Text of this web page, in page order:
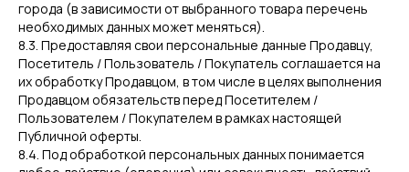
города (в зависимости от выбранного товара перечень
необходимых данных может меняться).
8.3. Предоставляя свои персональные данные Продавцу,
Посетитель / Пользователь / Покупатель соглашается на
их обработку Продавцом, в том числе в целях выполнения
Продавцом обязательств перед Посетителем /
Пользователем / Покупателем в рамках настоящей
Публичной оферты.
8.4. Под обработкой персональных данных понимается